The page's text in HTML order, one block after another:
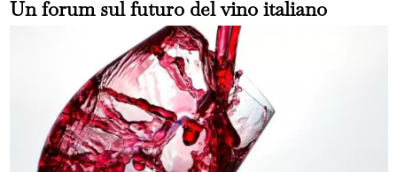
Un forum sul futuro del vino italiano